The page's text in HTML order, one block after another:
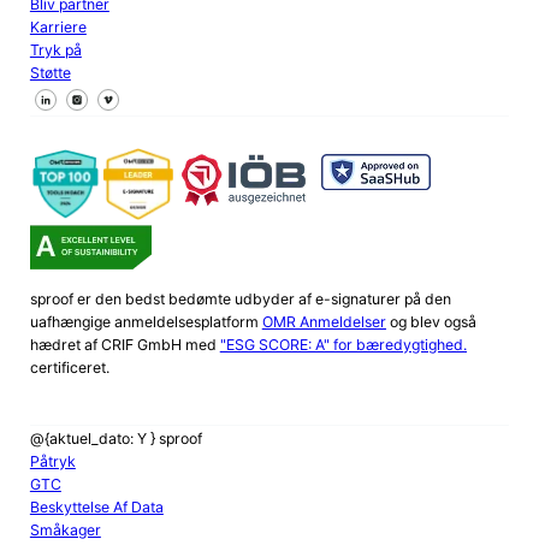
Bliv partner
Karriere
Tryk på
Støtte
Følg os på Facebook
Følg os på X
Følg os på LinkedIn
sproof er den bedst bedømte udbyder af e-signaturer på den
uafhængige anmeldelsesplatform OMR Anmeldelserog blev også
hædret af CRIF GmbH med "ESG SCORE: A" for bæredygtighed.
certificeret.
@{aktuel_dato: Y } sproof
Påtryk
GTC
Beskyttelse Af Data
Småkager